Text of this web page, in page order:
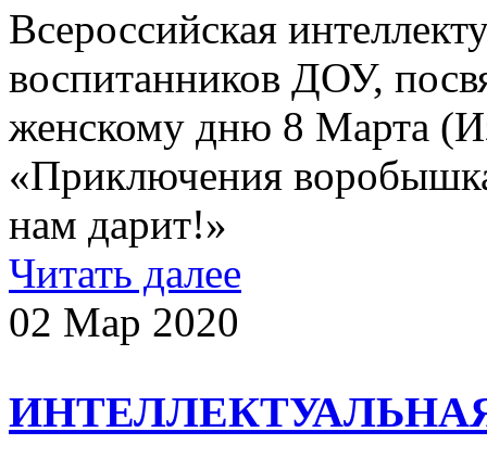
Всероссийская
воспитанников ДОУ,
женскому дню 8 Марта
«Приключения
нам дарит!»
Читать далее
02 Мар 2020